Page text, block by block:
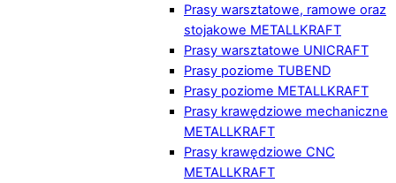
Prasy warsztatowe, ramowe oraz
stojakowe METALLKRAFT
Prasy warsztatowe UNICRAFT
Prasy poziome TUBEND
Prasy poziome METALLKRAFT
Prasy krawędziowe mechaniczne
METALLKRAFT
Prasy krawędziowe CNC
METALLKRAFT